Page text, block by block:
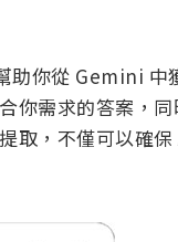
助你從 Gemini 中
你需求的答案，
取，不僅可以確